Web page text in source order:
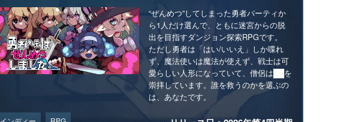
“ぜんめつ”してしまった勇者パーティか
ら1人だけ選んで、ともに迷宮からの脱
出を目指すダンジョン探索RPGです。
ただし勇者は「はい/いいえ」しか喋れ
ず、魔法使いは魔法が使えず、戦士は可
愛らしい人形になっていて、僧侶は██を
崇拝しています。誰を救うのかを選ぶの
は、あなたです。